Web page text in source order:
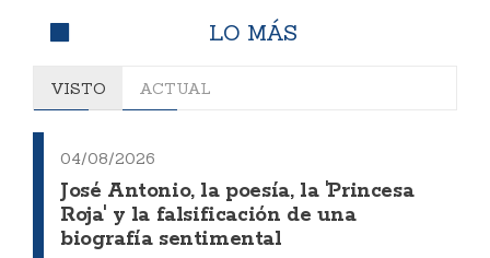
LO MÁS
VISTO ACTUAL
04/08/2026
José Antonio, la poesía, la 'Princesa
Roja' y la falsificación de una
biografía sentimental